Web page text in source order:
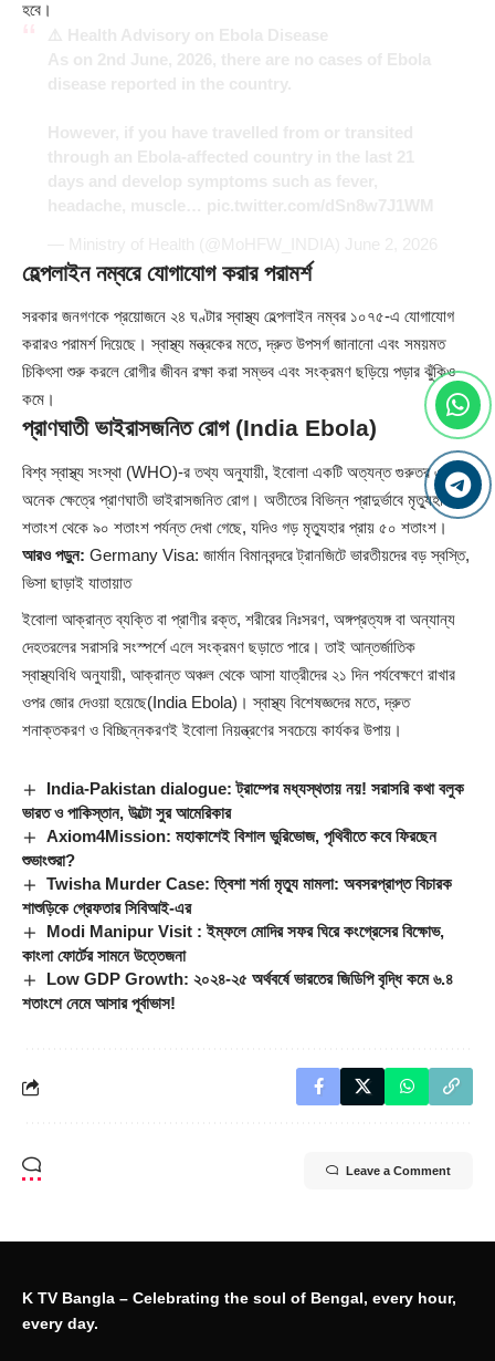
হবে।
হেল্পলাইন নম্বরে যোগাযোগ করার পরামর্শ
সরকার জনগণকে প্রয়োজনে ২৪ ঘণ্টার স্বাস্থ্য হেল্পলাইন নম্বর ১০৭৫-এ যোগাযোগ
করারও পরামর্শ দিয়েছে। স্বাস্থ্য মন্ত্রকের মতে, দ্রুত উপসর্গ জানানো এবং সময়মত
চিকিৎসা শুরু করলে রোগীর জীবন রক্ষা করা সম্ভব এবং সংক্রমণ ছড়িয়ে পড়ার ঝুঁকিও
কমে।
প্রাণঘাতী ভাইরাসজনিত রোগ (India Ebola)
বিশ্ব স্বাস্থ্য সংস্থা (WHO)-র তথ্য অনুযায়ী, ইবোলা একটি অত্যন্ত গুরুতর এবং
অনেক ক্ষেত্রে প্রাণঘাতী ভাইরাসজনিত রোগ। অতীতের বিভিন্ন প্রাদুর্ভাবে মৃত্যুহার ২৫
শতাংশ থেকে ৯০ শতাংশ পর্যন্ত দেখা গেছে, যদিও গড় মৃত্যুহার প্রায় ৫০ শতাংশ।
আরও পড়ুন: Germany Visa: জার্মান বিমানবন্দরে ট্রানজিটে ভারতীয়দের বড় স্বস্তি,
ভিসা ছাড়াই যাতায়াত
ইবোলা আক্রান্ত ব্যক্তি বা প্রাণীর রক্ত, শরীরের নিঃসরণ, অঙ্গপ্রত্যঙ্গ বা অন্যান্য
দেহতরলের সরাসরি সংস্পর্শে এলে সংক্রমণ ছড়াতে পারে। তাই আন্তর্জাতিক
স্বাস্থ্যবিধি অনুযায়ী, আক্রান্ত অঞ্চল থেকে আসা যাত্রীদের ২১ দিন পর্যবেক্ষণে রাখার
ওপর জোর দেওয়া হয়েছে(India Ebola)। স্বাস্থ্য বিশেষজ্ঞদের মতে, দ্রুত
শনাক্তকরণ ও বিচ্ছিন্নকরণই ইবোলা নিয়ন্ত্রণের সবচেয়ে কার্যকর উপায়।
India-Pakistan dialogue: ট্রাম্পের মধ্যস্থতায় নয়! সরাসরি কথা বলুক
ভারত ও পাকিস্তান, উল্টো সুর আমেরিকার
Axiom4Mission: মহাকাশেই বিশাল ভুরিভোজ, পৃথিবীতে কবে ফিরছেন
শুভাংশুরা?
Twisha Murder Case: ত্বিশা শর্মা মৃত্যু মামলা: অবসরপ্রাপ্ত বিচারক
শাশুড়িকে গ্রেফতার সিবিআই-এর
Modi Manipur Visit : ইম্ফলে মোদির সফর ঘিরে কংগ্রেসের বিক্ষোভ,
কাংলা ফোর্টের সামনে উত্তেজনা
Low GDP Growth: ২০২৪-২৫ অর্থবর্ষে ভারতের জিডিপি বৃদ্ধি কমে ৬.৪
শতাংশে নেমে আসার পূর্বাভাস!
Leave a Comment
K TV Bangla – Celebrating the soul of Bengal, every hour,
every day.